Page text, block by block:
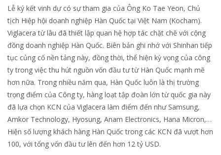
Lễ ký kết vinh dự có sự tham gia của Ông Ko Tae Yeon, Chủ
tịch Hiệp hội doanh nghiệp Hàn Quốc tại Việt Nam (Kocham).
Viglacera từ lâu đã thiết lập quan hệ hợp tác chặt chẽ với cộng
đồng doanh nghiệp Hàn Quốc. Biên bản ghi nhớ với Shinhan tiếp
tục củng cố nền tảng này, đồng thời, thể hiện kỳ vọng của công
ty trong việc thu hút nguồn vốn đầu tư từ Hàn Quốc mạnh mẽ
hơn nữa. Trong nhiều năm qua, Hàn Quốc luôn là thị trường
trọng điểm của Công ty, hàng loạt tập đoàn lớn từ quốc gia này
đã lựa chọn KCN của Viglacera làm điểm đến như Samsung,
Amkor Technology, Hyosung, Anam Electronics, Hana Micron,…
Hiện số lượng khách hàng Hàn Quốc trong các KCN đã vượt hơn
100, với tổng vốn đầu tư lên đến hơn 12 tỷ USD.